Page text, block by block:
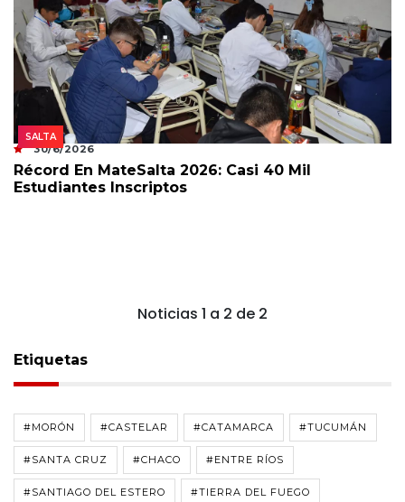
SALTA
30/6/2026
Récord En MateSalta 2026: Casi 40 Mil
Estudiantes Inscriptos
Noticias 1 a 2 de 2
Etiquetas
#MORÓN #CASTELAR #CATAMARCA #TUCUMÁN
#SANTA CRUZ #CHACO #ENTRE RÍOS
#SANTIAGO DEL ESTERO #TIERRA DEL FUEGO